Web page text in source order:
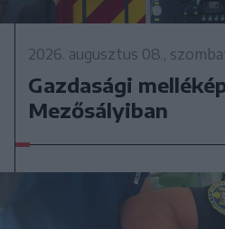
2026. augusztus 08.,
Gazdasági
Mezősályiban